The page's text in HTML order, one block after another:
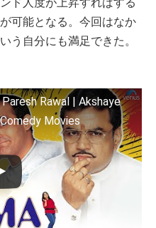
可能となる。今回はなか
う自分にも満足できた。
Rawal | Akshaye
Movies